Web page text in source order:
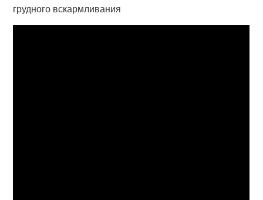
грудного вскармливания